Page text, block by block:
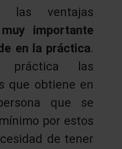
las ventajas
importante
en la práctica.
las
que obtiene en
que se
por estos
de tener